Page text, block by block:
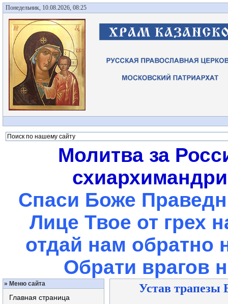
Понедельник, 10.08.2026, 08:25
Молитва за
Спаси Боже
Лице Твое от грех
отдай нам обратно
Обрати врагов
» Меню сайта
Главная страница
Устав трапезы